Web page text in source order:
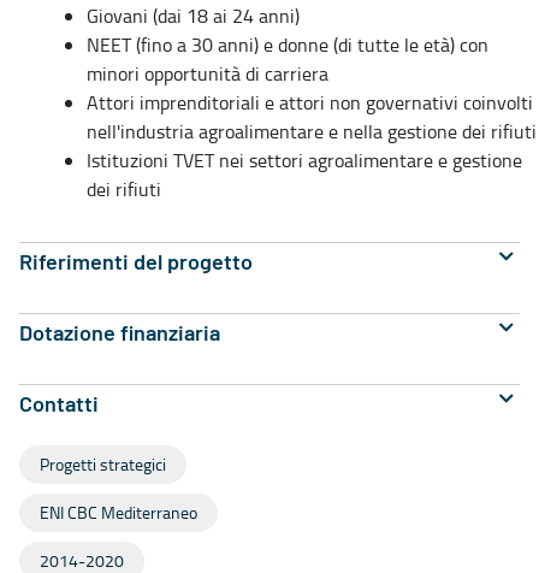
Giovani (dai 18 ai 24 anni)
NEET (fino a 30 anni) e donne (di tutte le età) con
minori opportunità di carriera
Attori imprenditoriali e attori non governativi coinvolti
nell'industria agroalimentare e nella gestione dei rifiuti
Istituzioni TVET nei settori agroalimentare e gestione
dei rifiuti
Riferimenti del progetto
Dotazione finanziaria
Contatti
Progetti strategici
ENI CBC Mediterraneo
2014-2020